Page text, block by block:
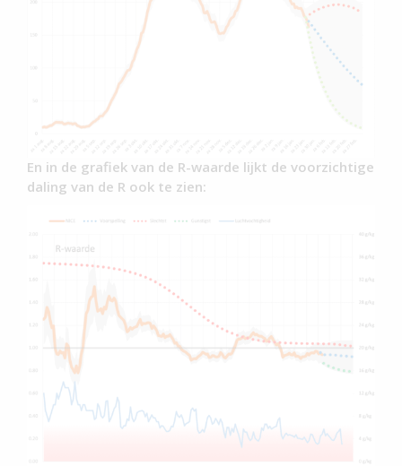
En in de grafiek van de R-waarde lijkt de voorzichtige
daling van de R ook te zien: